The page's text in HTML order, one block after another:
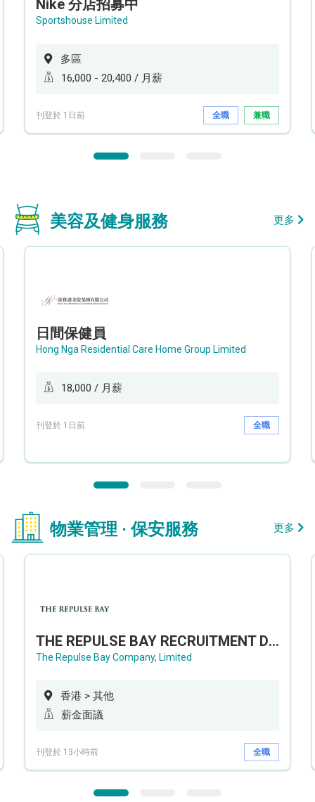
Nike 分店招募中
Sportshouse Limited
多區
16,000 - 20,400 / 月薪
刊登於 1日前 全職 兼職
美容及健身服務 更多
日間保健員
Hong Nga Residential Care Home Group Limited
18,000 / 月薪
刊登於 1日前 全職
物業管理 · 保安服務 更多
THE REPULSE BAY RECRUITMENT DAY 淺水灣影灣園人才招聘會
The Repulse Bay Company, Limited
香港 > 其他
薪金面議
刊登於 13小時前 全職